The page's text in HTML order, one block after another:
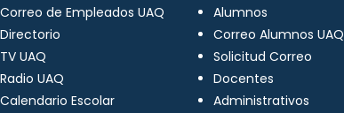
Correo de Empleados UAQ
Directorio
TV UAQ
Radio UAQ
Calendario Escolar
Alumnos
Correo Alumnos UAQ
Solicitud Correo
Docentes
Administrativos